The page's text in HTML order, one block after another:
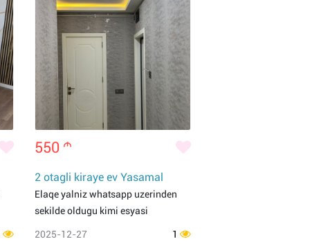
550 m
2 otagli kiraye ev Yasamal
Elaqe yalniz whatsapp uzerinden
sekilde oldugu kimi esyasi
2025-12-27 1